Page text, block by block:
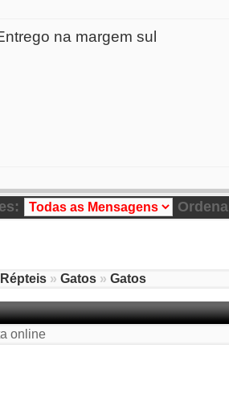
na margem sul
Répteis » Gatos » Gatos
online